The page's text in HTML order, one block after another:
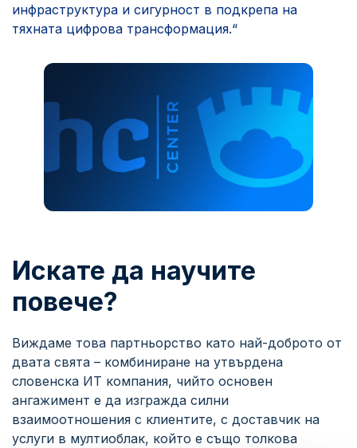
инфраструктура и сигурност в подкрепа на
тяхната цифрова трансформация.“
Искате да научите
повече?
Виждаме това партньорство като най-доброто от
двата свята – комбиниране на утвърдена
словенска ИТ компания, чийто основен
ангажимент е да изгражда силни
взаимоотношения с клиентите, с доставчик на
услуги в мултиоблак, който е също толкова